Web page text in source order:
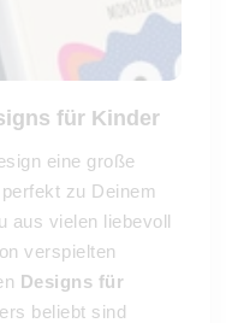
für Kinder
eine große
zu Deinem
aus vielen liebevoll
verspielten
Designs für
beliebt sind